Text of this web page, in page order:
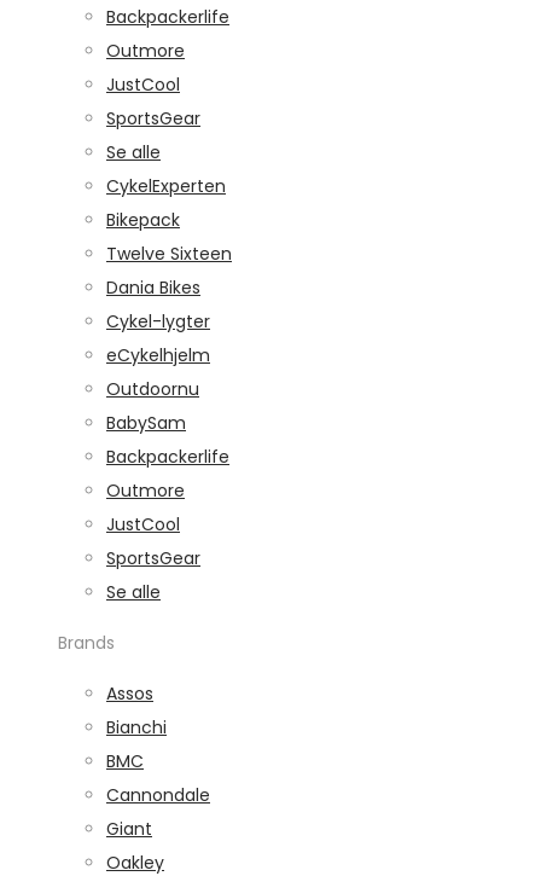
Backpackerlife
Outmore
JustCool
SportsGear
Se alle
CykelExperten
Bikepack
Twelve Sixteen
Dania Bikes
Cykel-lygter
eCykelhjelm
Outdoornu
BabySam
Backpackerlife
Outmore
JustCool
SportsGear
Se alle
Brands
Assos
Bianchi
BMC
Cannondale
Giant
Oakley